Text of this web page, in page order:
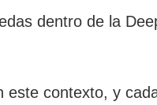
dentro de la
contexto, y